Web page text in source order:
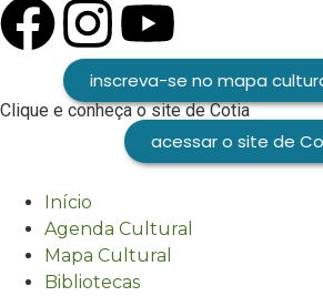
inscreva-se no mapa
Clique e conheça o site de Cotia
acessar o site de
Início
Agenda Cultural
Mapa Cultural
Bibliotecas